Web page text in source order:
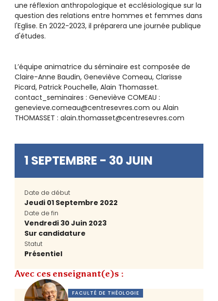
une réflexion anthropologique et ecclésiologique sur la
question des relations entre hommes et femmes dans
l'Eglise. En 2022-2023, il préparera une journée publique
d'études.
L’équipe animatrice du séminaire est composée de
Claire-Anne Baudin, Geneviève Comeau, Clarisse
Picard, Patrick Pouchelle, Alain Thomasset.
contact_seminaires : Geneviève COMEAU :
genevieve.comeau@centresevres.com ou Alain
THOMASSET : alain.thomasset@centresevres.com
1 SEPTEMBRE - 30 JUIN
Date de début
Jeudi 01 Septembre 2022
Date de fin
Vendredi 30 Juin 2023
Sur candidature
Statut
Présentiel
Avec ces enseignant(e)s :
FACULTÉ DE THÉOLOGIE